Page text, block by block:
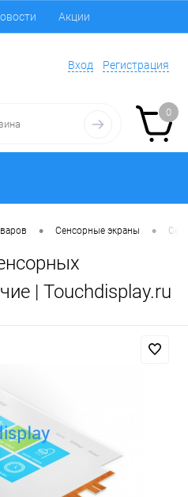
Акции
Вход Регистрация
0
• Сенсорные экраны •
| Touchdisplay.ru